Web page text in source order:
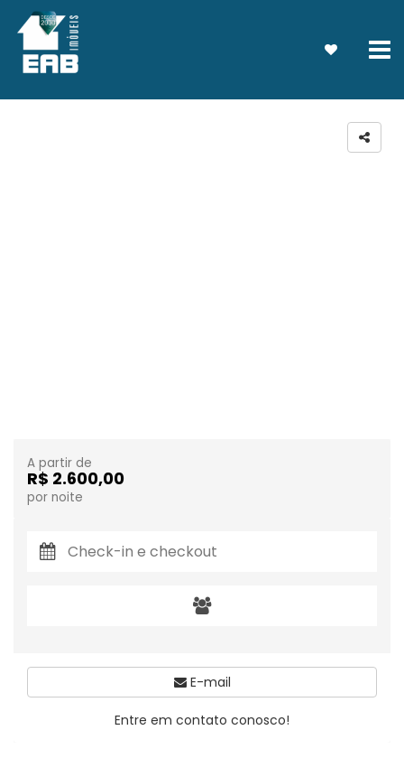
A partir de
R$ 2.600,00
por noite
E-mail
Entre em contato conosco!